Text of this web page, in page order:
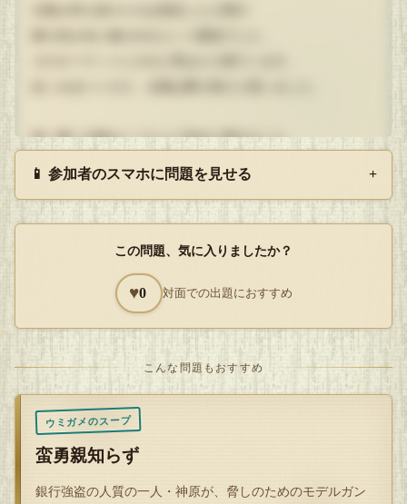
朝一番に太陽はいつもより多めに輝きました。
北風は疲れ果てた太陽に夜までチャンスをやると笑います。
「どうしてそこで起きないんだよ?!」
「ソチだって頑張ってんだから!!」
「起きる！起きる！起きる！」
夜になり北風のターンが来ました。
北風はびゅうびゅうと太陽が残した熱をさらっていきます。
た。
太陽は布団を頭から被りなお眠る男を見て訝しげな表情で
📱 参加者のスマホに問題を見せる +
この問題、気に入りましたか？
♥0 対面での出題におすすめ
こんな問題もおすすめ
ウミガメのスープ
蛮勇親知らず
銀行強盗の人質の一人・神原が、脅しのためのモデルガン